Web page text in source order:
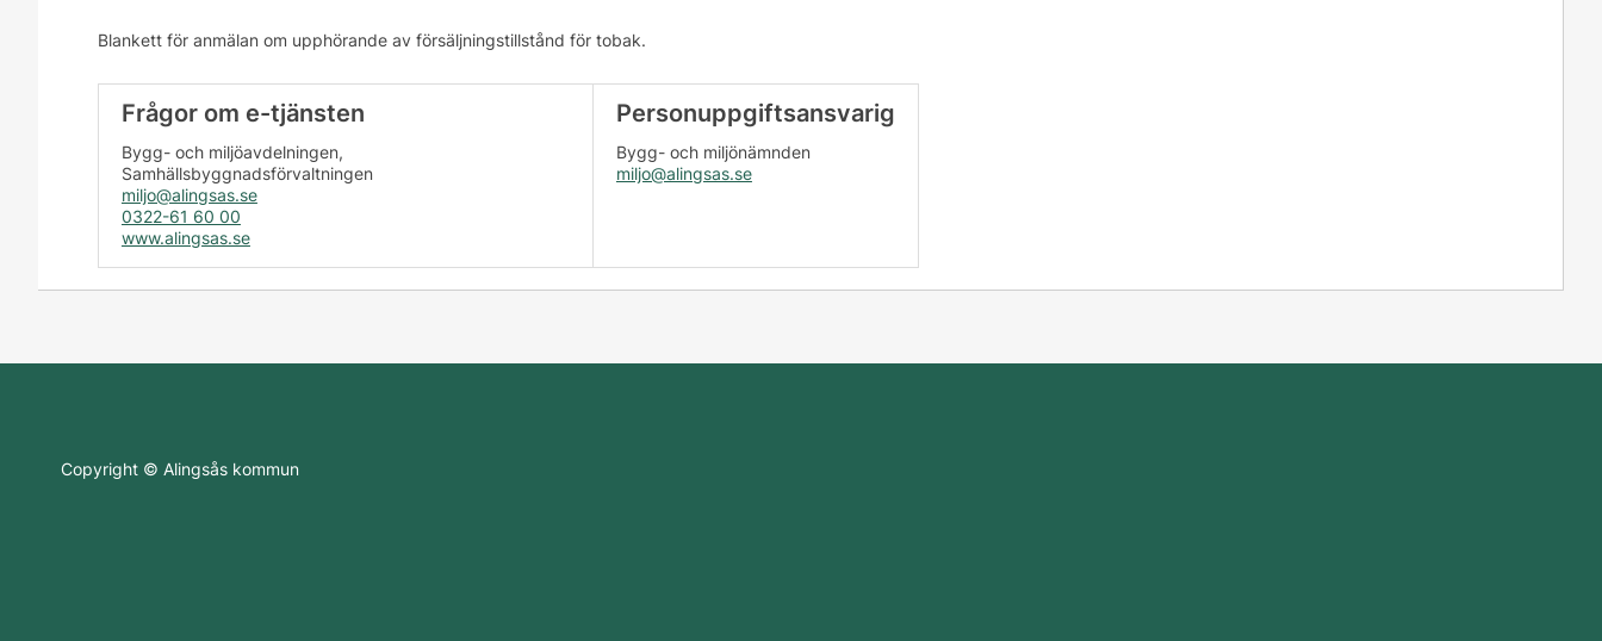
Blankett för anmälan om upphörande av försäljningstillstånd för tobak.
Frågor om e-tjänsten
Bygg- och miljöavdelningen,
Samhällsbyggnadsförvaltningen
miljo@alingsas.se
0322-61 60 00
www.alingsas.se
Personuppgiftsansvarig
Bygg- och miljönämnden
miljo@alingsas.se
Copyright © Alingsås kommun